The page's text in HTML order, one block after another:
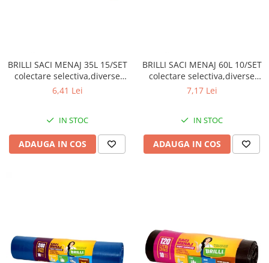
BRILLI SACI MENAJ 35L 15/SET
colectare selectiva,diverse
culori
6,41 Lei
IN STOC
ADAUGA IN COS
BRILLI SACI MENAJ 60L 10/SET
colectare selectiva,diverse
culori
7,17 Lei
IN STOC
ADAUGA IN COS